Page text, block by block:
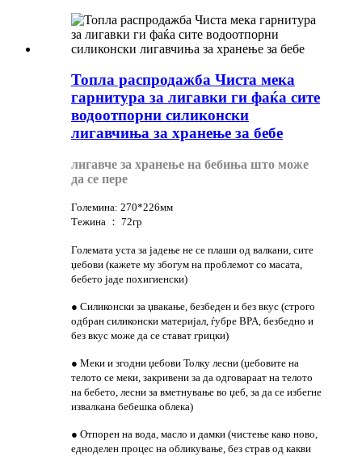
Топла распродажба Чиста мека
гарнитура за лигавки ги фаќа сите
водоотпорни силиконски
лигавчиња за хранење за бебе
лигавче за хранење на бебиња што може
да се пере
Големина: 270*226мм
Тежина ： 72гр
Големата уста за јадење не се плаши од валкани, сите
џебови (кажете му збогум на проблемот со масата,
бебето јаде похигиенски)
● Силиконски за џвакање, безбеден и без вкус (строго
одбран силиконски материјал, ѓубре BPA, безбедно и
без вкус може да се стават грицки)
● Меки и згодни џебови Толку лесни (џебовите на
телото се меки, закривени за да одговараат на телото
на бебето, лесни за вметнување во џеб, за да се избегне
извалкана бебешка облека)
● Отпорен на вода, масло и дамки (чистење како ново,
едноделен процес на обликување, без страв од какви